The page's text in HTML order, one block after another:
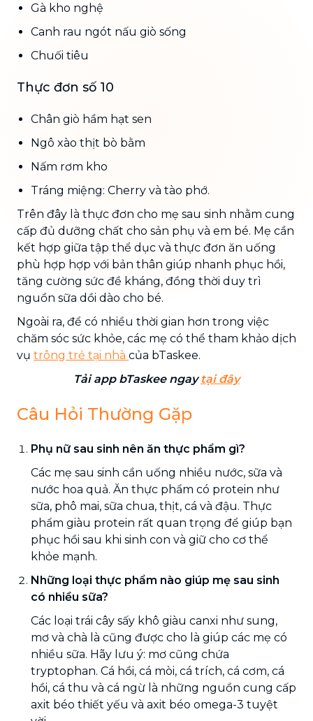
Gà kho nghệ
Canh rau ngót nấu giò sống
Chuối tiêu
Thực đơn số 10
Chân giò hầm hạt sen
Ngô xào thịt bò bằm
Nấm rơm kho
Tráng miệng: Cherry và tào phớ.
Trên đây là thực đơn cho mẹ sau sinh nhằm cung
cấp đủ dưỡng chất cho sản phụ và em bé. Mẹ cần
kết hợp giữa tập thể dục và thực đơn ăn uống
phù hợp hợp với bản thân giúp nhanh phục hồi,
tăng cường sức đề kháng, đồng thời duy trì
nguồn sữa dồi dào cho bé.
Ngoài ra, để có nhiều thời gian hơn trong việc
chăm sóc sức khỏe, các mẹ có thể tham khảo dịch
vụ trông trẻ tại nhà của bTaskee.
Tải app bTaskee ngaytại đây
Câu Hỏi Thường Gặp
Phụ nữ sau sinh nên ăn thực phẩm gì?
Các mẹ sau sinh cần uống nhiều nước, sữa và
nước hoa quả. Ăn thực phẩm có protein như
sữa, phô mai, sữa chua, thịt, cá và đậu. Thực
phẩm giàu protein rất quan trọng để giúp bạn
phục hồi sau khi sinh con và giữ cho cơ thể
khỏe mạnh.
Những loại thực phẩm nào giúp mẹ sau sinh
có nhiều sữa?
Các loại trái cây sấy khô giàu canxi như sung,
mơ và chà là cũng được cho là giúp các mẹ có
nhiều sữa. Hãy lưu ý: mơ cũng chứa
tryptophan. Cá hồi, cá mòi, cá trích, cá cơm, cá
hồi, cá thu và cá ngừ là những nguồn cung cấp
axit béo thiết yếu và axit béo omega-3 tuyệt